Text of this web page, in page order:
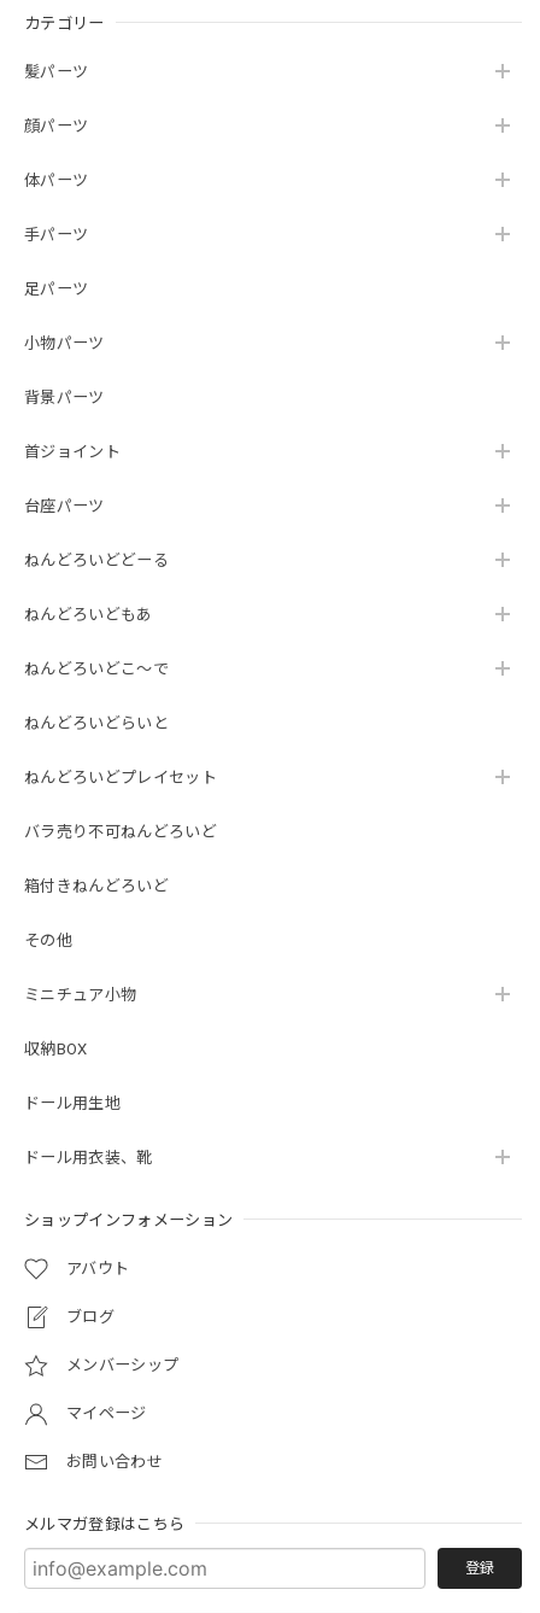
カテゴリー
髪パーツ
顔パーツ
体パーツ
手パーツ
足パーツ
小物パーツ
背景パーツ
首ジョイント
台座パーツ
ねんどろいどどーる
ねんどろいどもあ
ねんどろいどこ～で
ねんどろいどらいと
ねんどろいどプレイセット
バラ売り不可ねんどろいど
箱付きねんどろいど
その他
ミニチュア小物
収納BOX
ドール用生地
ドール用衣装、靴
ショップインフォメーション
アバウト
ブログ
メンバーシップ
マイページ
お問い合わせ
メルマガ登録はこちら
登録